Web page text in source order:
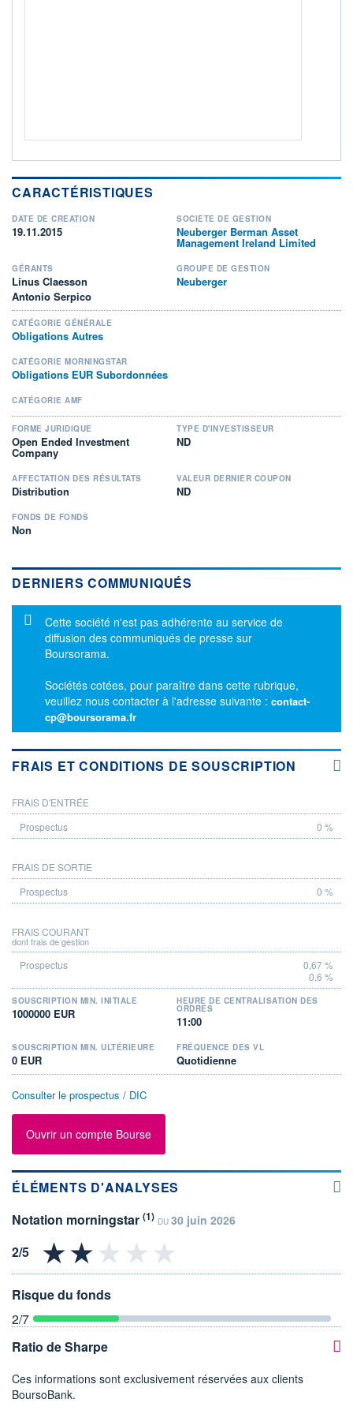
2/7
+ PORTEFEUILLE + LISTE
CARACTÉRISTIQUES
DATE DE CRÉATION
19.11.2015
SOCIÉTÉ DE GESTION
Neuberger Berman Asset
Management Ireland Limited
GÉRANTS
Linus Claesson
Antonio Serpico
GROUPE DE GESTION
Neuberger
CATÉGORIE GÉNÉRALE
Obligations Autres
CATÉGORIE MORNINGSTAR
Obligations EUR Subordonnées
CATÉGORIE AMF
FORME JURIDIQUE
Open Ended Investment
Company
TYPE D'INVESTISSEUR
ND
AFFECTATION DES RÉSULTATS
Distribution
VALEUR DERNIER COUPON
ND
FONDS DE FONDS
Non
DERNIERS COMMUNIQUÉS
Message d'information
Cette société n'est pas adhérente au service de
diffusion des communiqués de presse sur
Boursorama.
Sociétés cotées, pour paraître dans cette rubrique,
veuillez nous contacter à l'adresse suivante : contact-
cp@boursorama.fr
FRAIS ET CONDITIONS DE SOUSCRIPTION
PROSPECTUS
FRAIS D'ENTRÉE
0 %
FRAIS DE SORTIE
0 %
FRAIS COURANT
dont frais de gestion
0,67 %
0,6 %
SOUSCRIPTION MIN. INITIALE
1000000 EUR
HEURE DE CENTRALISATION DES
ORDRES
11:00
SOUSCRIPTION MIN. ULTÉRIEURE
0 EUR
FRÉQUENCE DES VL
Quotidienne
Consulter le prospectus / DIC
Ouvrir un compte Bourse
ÉLÉMENTS D'ANALYSES
Notation morningstar (1) DU 30 juin 2026
Risque du fonds
2/7
Ratio de Sharpe
Ces informations sont exclusivement réservées aux clients
BoursoBank.